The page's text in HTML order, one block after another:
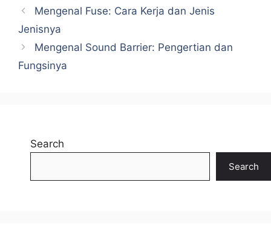
Mengenal Fuse: Cara Kerja dan Jenis
Jenisnya
Mengenal Sound Barrier: Pengertian dan
Fungsinya
Search
Search